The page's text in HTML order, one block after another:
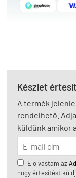
Készlet
A termék
rendelhető.
küldünk amikor
Elolvastam az
hogy értesítést